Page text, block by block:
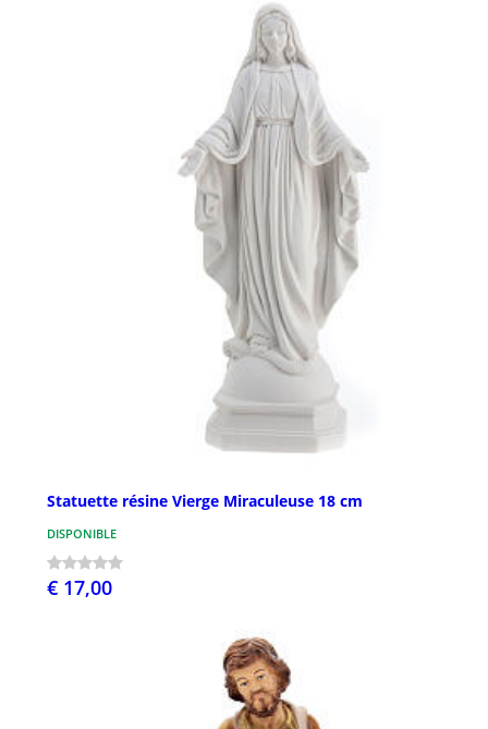
Statuette résine Vierge Miraculeuse 18 cm
DISPONIBLE
€ 17,00